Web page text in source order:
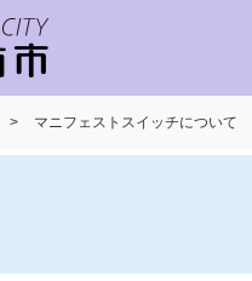
> マニフェストスイッチについて